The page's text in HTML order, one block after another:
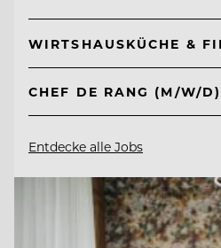
WIRTSHAUSKÜCHE &
CHEF DE RANG (M/W/
Entdecke alle Jobs